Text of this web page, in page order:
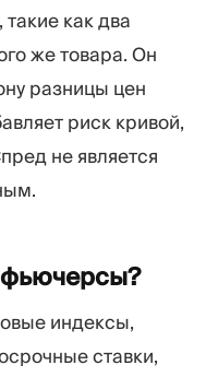
как два
же товара. Он
разницы цен
риск кривой,
не является
фьючерсы?
индексы,
ставки,